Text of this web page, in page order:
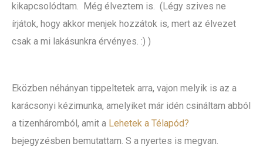
kikapcsolódtam. Még élveztem is. (Légy szives ne
írjátok, hogy akkor menjek hozzátok is, mert az élvezet
csak a mi lakásunkra érvényes. :) )
Eközben néhányan tippeltetek arra, vajon melyik is az a
karácsonyi kézimunka, amelyiket már idén csináltam abból
a tizenháromból, amit a Lehetek a Télapód?
bejegyzésben bemutattam. S a nyertes is megvan.